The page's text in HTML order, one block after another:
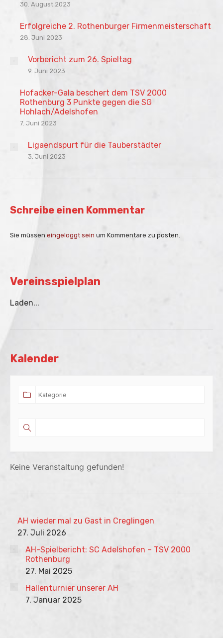
30. August 2023
Erfolgreiche 2. Rothenburger Firmenmeisterschaft
28. Juni 2023
Vorbericht zum 26. Spieltag
9. Juni 2023
Hofacker-Gala beschert dem TSV 2000
Rothenburg 3 Punkte gegen die SG
Hohlach/Adelshofen
7. Juni 2023
Ligaendspurt für die Tauberstädter
3. Juni 2023
Schreibe einen Kommentar
Sie müssen eingeloggt sein um Kommentare zu posten.
Vereinsspielplan
Laden...
Kalender
Keine Veranstaltung gefunden!
AH wieder mal zu Gast in Creglingen
27. Juli 2026
AH-Spielbericht: SC Adelshofen – TSV 2000
Rothenburg
27. Mai 2025
Hallenturnier unserer AH
7. Januar 2025